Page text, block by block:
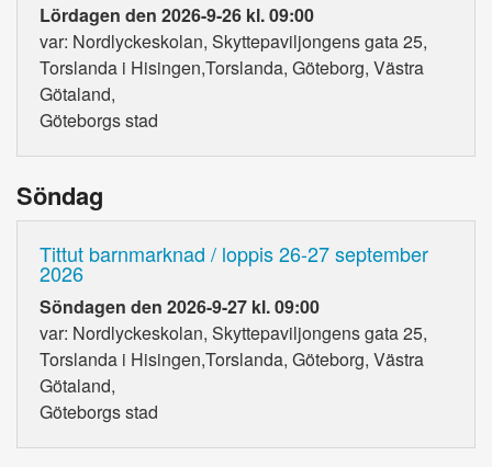
Lördagen den 2026-9-26 kl. 09:00
var: Nordlyckeskolan, Skyttepaviljongens gata 25,
Torslanda i Hisingen,Torslanda, Göteborg, Västra
Götaland,
Göteborgs stad
Söndag
Tittut barnmarknad / loppis 26-27 september
2026
Söndagen den 2026-9-27 kl. 09:00
var: Nordlyckeskolan, Skyttepaviljongens gata 25,
Torslanda i Hisingen,Torslanda, Göteborg, Västra
Götaland,
Göteborgs stad